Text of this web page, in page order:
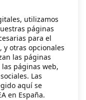
utilizamos
páginas
para el
otras opcionales
las páginas
páginas web,
Las
aquí se
en España.